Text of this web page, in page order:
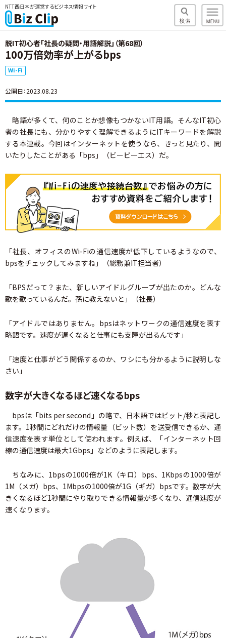
NTT西日本が運営するビジネス情報サイト
脱IT初心者「社長の疑問・用語解説」（第68回）
100万倍効率が上がるbps
Wi-Fi
公開日：2023.08.23
略語が多くて、何のことか想像もつかないIT用語。そんなIT初心
者の社長にも、分かりやすく理解できるようにITキーワードを解説
する本連載。今回はインターネットを使うなら、きっと見たり、聞
いたりしたことがある「bps」（ビーピーエス）だ。
「社長、オフィスのWi-Fiの通信速度が低下しているようなので、
bpsをチェックしてみますね」（総務兼IT担当者）
「BPSだって？また、新しいアイドルグループが出たのか。どんな
歌を歌っているんだ。孫に教えないと」（社長）
「アイドルではありません。bpsはネットワークの通信速度を表す
略語です。速度が遅くなると仕事にも支障が出るんです」
「速度と仕事がどう関係するのか、ワシにも分かるように説明しな
さい」
数字が大きくなるほど速くなるbps
bpsは「bits per second」の略で、日本語ではビット/秒と表記し
ます。1秒間にどれだけの情報量（ビット数）を送受信できるか、通
信速度を表す単位として使われます。例えば、「インターネット回
線の通信速度は最大1Gbps」などのように表記します。
ちなみに、1bpsの1000倍が1K（キロ）bps、1Kbpsの1000倍が
1M（メガ）bps、1Mbpsの1000倍が1G（ギガ）bpsです。数字が大
きくなるほど1秒間にやり取りできる情報量が多くなり、通信速度が
速くなります。